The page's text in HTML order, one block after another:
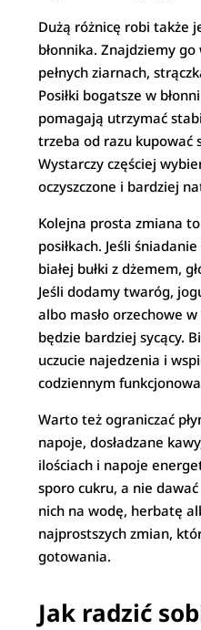
Dużą różnicę robi także
błonnika. Znajdziemy
pełnych ziarnach,
Posiłki bogatsze w
pomagają utrzymać
trzeba od razu kupować
Wystarczy częściej
oczyszczone i bardziej
Kolejna prosta zmiana
posiłkach. Jeśli
białej bułki z dżemem,
Jeśli dodamy twaróg,
albo masło orzechowe
będzie bardziej sycący.
uczucie najedzenia i
codziennym
Warto też ograniczać
napoje, dosładzane
ilościach i napoje
sporo cukru, a nie
nich na wodę, herbatę
najprostszych zmian,
gotowania.
Jak radzić